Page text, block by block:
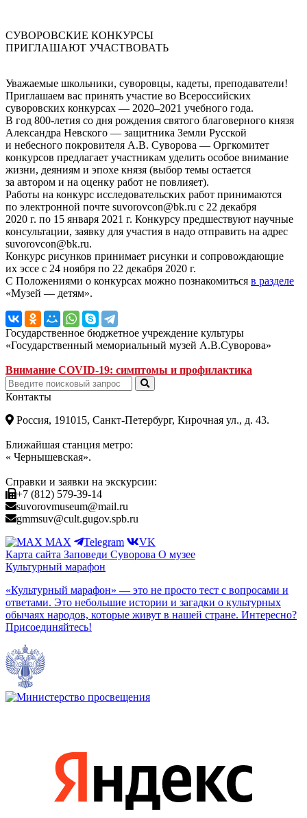
СУВОРОВСКИЕ КОНКУРСЫ
ПРИГЛАШАЮТ УЧАСТВОВАТЬ
Уважаемые школьники, суворовцы, кадеты, преподаватели!
Приглашаем вас принять участие во Всероссийских
суворовских конкурсах — 2020–2021 учебного года.
В год 800-летия со дня рождения святого благоверного князя
Александра Невского — защитника Земли Русской
и небесного покровителя А.В. Суворова — Оргкомитет
конкурсов предлагает участникам уделить особое внимание
жизни, деяниям и эпохе князя (выбор темы остается
за автором и на оценку работ не повлияет).
Работы на конкурс исследовательских работ принимаются
по электронной почте suvorovcon@bk.ru с 22 декабря
2020 г. по 15 января 2021 г. Конкурсу предшествуют научные
консультации, заявку для участия в надо отправить на адрес
suvorovcon@bk.ru.
Конкурс рисунков принимает рисунки и сопровождающие
их эссе с 24 ноября по 22 декабря 2020 г.
С Положениями о конкурсах можно познакомиться в разделе
«Музей — детям».
Государственное бюджетное учреждение культуры
«Государственный мемориальный музей А.В.Суворова»
Внимание COVID-19: симптомы и профилактика
Контакты
Россия, 191015, Санкт-Петербург, Кирочная ул., д. 43.
Ближайшая станция метро:
« Чернышевская».
Справки и заявки на экскурсии:
+7 (812) 579-39-14
suvorovmuseum@mail.ru
gmmsuv@cult.gugov.spb.ru
MAX
Telegram
VK
Карта сайта Заповеди Cуворова О музее
Культурный марафон
«Культурный марафон» — это не просто тест с вопросами и
ответами. Это небольшие истории и загадки о культурных
обычаях народов, которые живут в нашей стране. Интересно?
Присоединяйтесь!